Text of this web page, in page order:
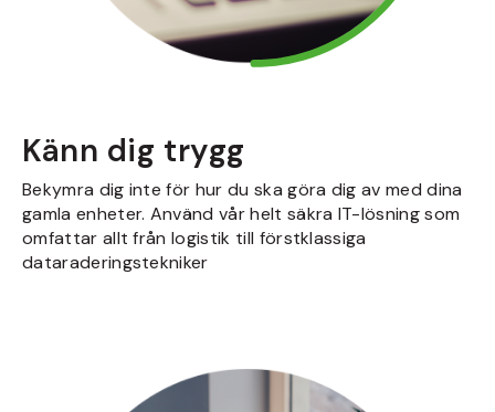
Känn dig trygg
Bekymra dig inte för hur du ska göra dig av med dina
gamla enheter. Använd vår helt säkra IT-lösning som
omfattar allt från logistik till förstklassiga
dataraderingstekniker